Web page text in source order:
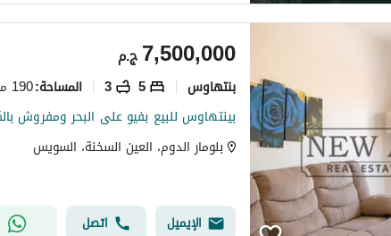
ج.م7,500,000
بنتهاوس 5
3 المساحة:190 متر مربع
بلومار الدوم، العين السخنة، السويس
الإيميل اتصل